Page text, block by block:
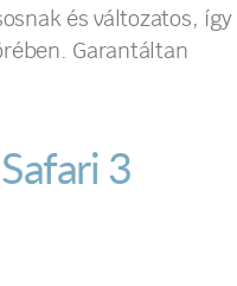
és változatos, így
Garantáltan
3